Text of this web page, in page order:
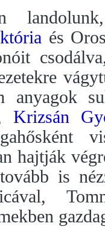
és
anyagok
Krizsán
hajtják
is